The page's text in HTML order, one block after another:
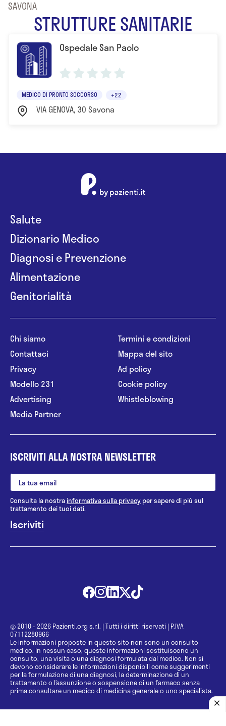
SAVONA
STRUTTURE SANITARIE
Ospedale San Paolo
MEDICO DI PRONTO SOCCORSO +22
VIA GENOVA, 30 Savona
Salute
Dizionario Medico
Diagnosi e Prevenzione
Alimentazione
Genitorialità
Chi siamo
Contattaci
Privacy
Modello 231
Advertising
Media Partner
Termini e condizioni
Mappa del sito
Ad policy
Cookie policy
Whistleblowing
ISCRIVITI ALLA NOSTRA NEWSLETTER
Consulta la nostrainformativa sulla privacy per sapere di più sul
trattamento dei tuoi dati.
@ 2010 - 2026 Pazienti.org s.r.l. | Tutti i diritti riservati | P.IVA
07112280966
Le informazioni proposte in questo sito non sono un consulto
medico. In nessun caso, queste informazioni sostituiscono un
consulto, una visita o una diagnosi formulata dal medico. Non si
devono considerare le informazioni disponibili come suggerimenti
per la formulazione di una diagnosi, la determinazione di un
trattamento o l’assunzione o sospensione di un farmaco senza
prima consultare un medico di medicina generale o uno specialista.